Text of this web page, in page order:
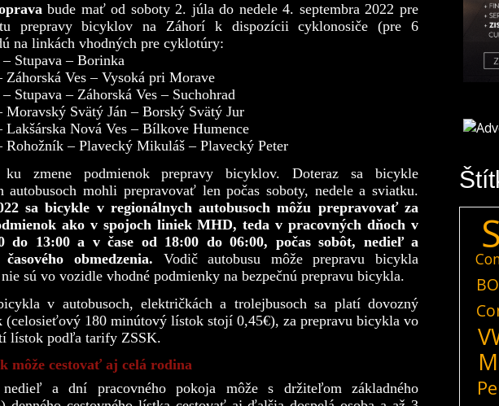
bude mať od soboty 2. júla do nedele 4. septembra 2022 pre
prepravy bicyklov na Záhorí k dispozícii cyklonosiče (pre 6
na linkách vhodných pre cyklotúry:
Stupava – Borinka
Záhorská Ves – Vysoká pri Morave
Stupava – Záhorská Ves – Suchohrad
Moravský Svätý Ján – Borský Svätý Jur
Lakšárska Nová Ves – Bílkove Humence
Rohožník – Plavecký Mikuláš – Plavecký Peter
ku zmene podmienok prepravy bicyklov. Doteraz sa bicykle
autobusoch mohli prepravovať len počas soboty, nedele a sviatku.
sa bicykle v regionálnych autobusoch môžu prepravovať za
ako v spojoch liniek MHD, teda v pracovných dňoch v
do 13:00 a v čase od 18:00 do 06:00, počas sobôt, nedieľ a
obmedzenia. Vodič autobusu môže prepravu bicykla
sú vo vozidle vhodné podmienky na bezpečnú prepravu bicykla.
v autobusoch, električkách a trolejbusoch sa platí dovozný
(celosieťový 180 minútový lístok stojí 0,45€), za prepravu bicykla vo
lístok podľa tarify ZSSK.
môže cestovať aj celá rodina
nedieľ a dní pracovného pokoja môže s držiteľom základného